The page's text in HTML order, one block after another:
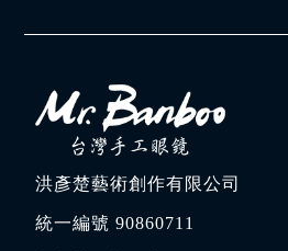
洪彥楚藝術創作有限公司
統一編號 90860711